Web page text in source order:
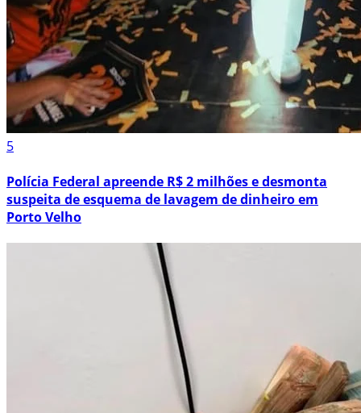
5
Polícia Federal apreende R$ 2 milhões e desmonta
suspeita de esquema de lavagem de dinheiro em
Porto Velho